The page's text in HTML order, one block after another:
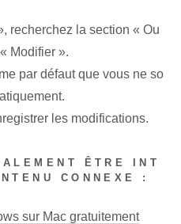
recherchez la section « Ou
Modifier ».
par défaut que vous ne so
les modifications.
ÊTRE INT
CONNEXE :
sur Mac gratuitement